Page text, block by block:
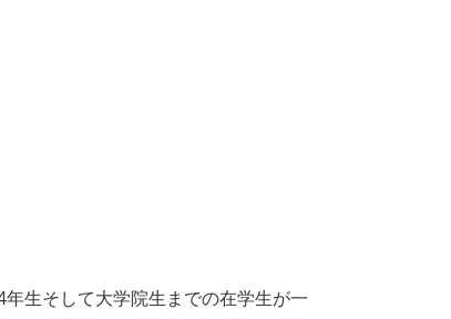
生そして大学院生までの在学生が一